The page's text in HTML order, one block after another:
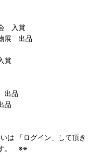
入賞
展 出品
賞
出品
品
は 「ログイン」して頂き
す。 ※※